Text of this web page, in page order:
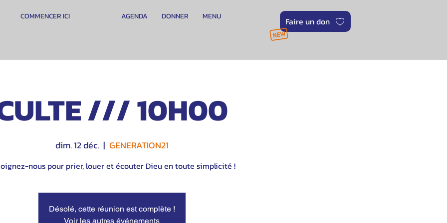
COMMENCER ICI DONNER MENU
AGENDA Faire un don
/// 10H00
dim. 12 déc.
  |
GENERATION21
nous pour prier, louer et écouter Dieu en toute simplicité !
Désolé, cette réunion est complète !
Voir les autres événements